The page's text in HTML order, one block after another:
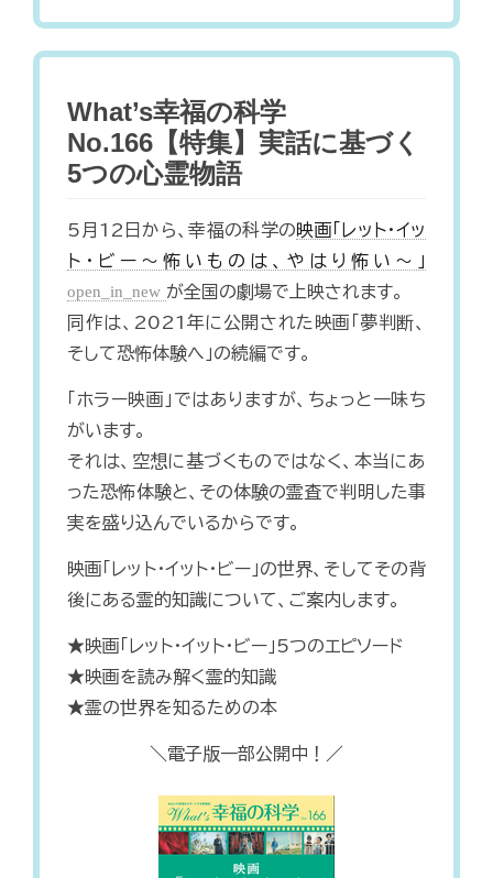
What’s幸福の科学
No.166【特集】実話に基づく
5つの心霊物語
5月12日から、幸福の科学の映画「レット・イッ
ト・ビー～怖いものは、やはり怖い～」
open_in_new が全国の劇場で上映されます。
同作は、2021年に公開された映画「夢判断、
そして恐怖体験へ」の続編です。
「ホラー映画」ではありますが、ちょっと一味ち
がいます。
それは、空想に基づくものではなく、本当にあ
った恐怖体験と、その体験の霊査で判明した事
実を盛り込んでいるからです。
映画「レット・イット・ビー」の世界、そしてその背
後にある霊的知識について、ご案内します。
★映画「レット・イット・ビー」5つのエピソード
★映画を読み解く霊的知識
★霊の世界を知るための本
＼電子版一部公開中！／